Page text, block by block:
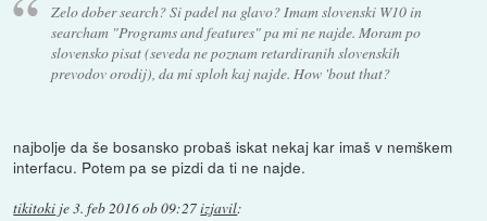
Zelo dober search? Si padel na glavo? Imam slovenski W10 in
searcham "Programs and features" pa mi ne najde. Moram po
slovensko pisat (seveda ne poznam retardiranih slovenskih
prevodov orodij), da mi sploh kaj najde. How 'bout that?
najbolje da še bosansko probaš iskat nekaj kar imaš v nemškem
interfacu. Potem pa se pizdi da ti ne najde.
tikitoki je3. feb 2016 ob 09:27izjavil: